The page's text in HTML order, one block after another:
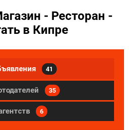
- Ресторан -
в Кипре
41
35
6